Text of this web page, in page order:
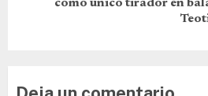
como único tirador en